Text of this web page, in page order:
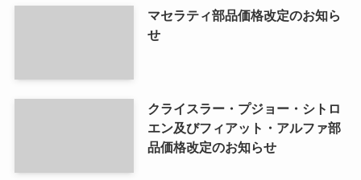
マセラティ部品価格改定のお知ら
せ
クライスラー・プジョー・シトロ
エン及びフィアット・アルファ部
品価格改定のお知らせ